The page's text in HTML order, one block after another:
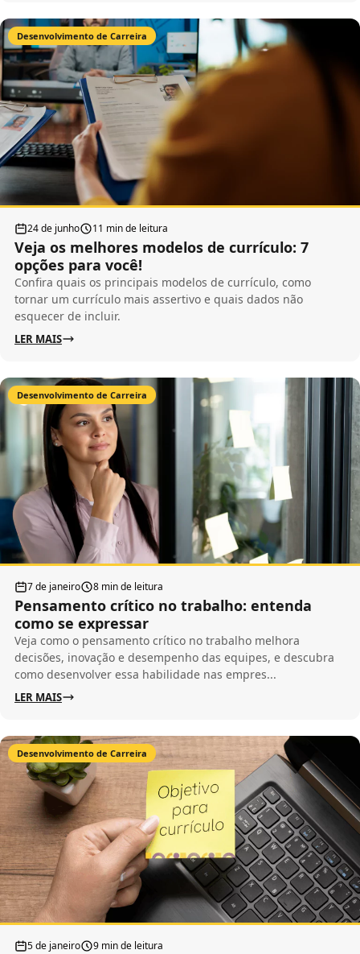
Desenvolvimento de Carreira
24 de junho 11 min de leitura
Veja os melhores modelos de currículo: 7
opções para você!
Confira quais os principais modelos de currículo, como
tornar um currículo mais assertivo e quais dados não
esquecer de incluir.
LER MAIS
Desenvolvimento de Carreira
7 de janeiro 8 min de leitura
Pensamento crítico no trabalho: entenda
como se expressar
Veja como o pensamento crítico no trabalho melhora
decisões, inovação e desempenho das equipes, e descubra
como desenvolver essa habilidade nas empres...
LER MAIS
Desenvolvimento de Carreira
5 de janeiro 9 min de leitura